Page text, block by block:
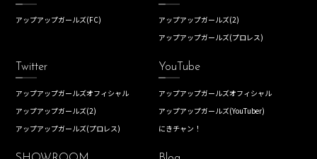
アップアップガールズ(FC)
アップアップガールズ(2)
アップアップガールズ(プロレス)
Twitter
アップアップガールズオフィシャル
アップアップガールズ(2)
アップアップガールズ(プロレス)
YouTube
アップアップガールズオフィシャル
アップアップガールズ(YouTuber)
にきチャン！